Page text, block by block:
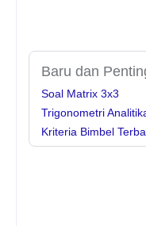
Baru dan
Soal Matrix 3x3
Trigonometri
Kriteria Bimbel